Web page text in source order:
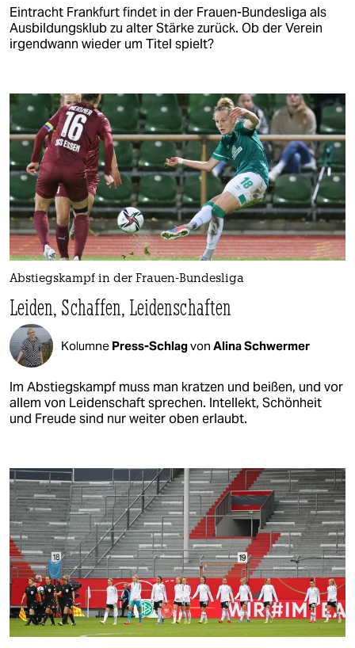
Eintracht Frankfurt findet in der Frauen-Bundesliga als
Ausbildungsklub zu alter Stärke zurück. Ob der Verein
irgendwann wieder um Titel spielt?
Abstiegskampf in der Frauen-Bundesliga
Leiden, Schaffen, Leidenschaften
Kolumne Press-Schlagvon Alina Schwermer
Im Abstiegskampf muss man kratzen und beißen, und vor
allem von Leidenschaft sprechen. Intellekt, Schönheit
und Freude sind nur weiter oben erlaubt.